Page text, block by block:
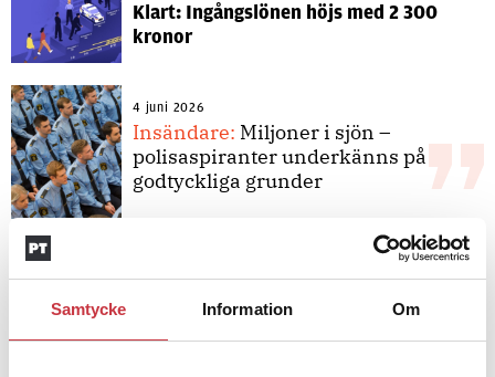
Samtycke Information Om
Klart: Ingångslönen höjs med 2 300
kronor
4 juni 2026
Insändare: Miljoner i sjön –
polisaspiranter underkänns på
godtyckliga grunder
Jens Mårtensson:Snart 20 år i tjänst
– nu ska han lära sig grunderna